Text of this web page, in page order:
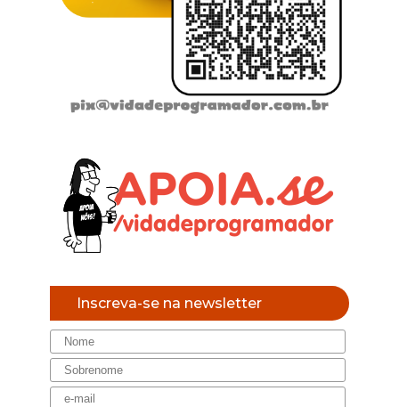
Inscreva-se na newsletter